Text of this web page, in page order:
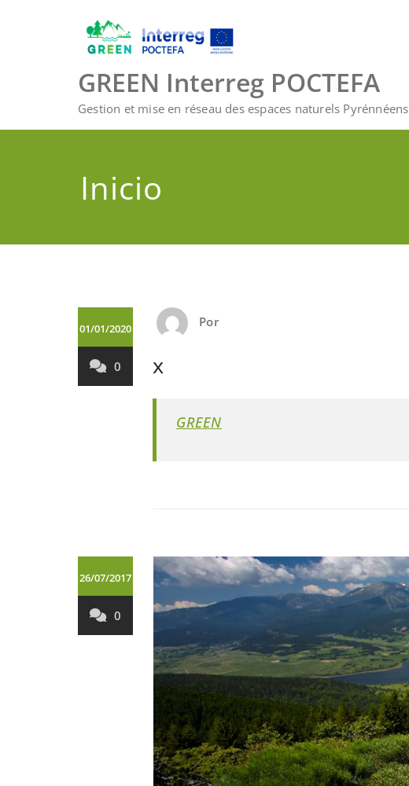
GREEN Interreg POCTEFA
Gestion et mise en réseau des espaces naturels Pyrénnéens
Inicio
01/01/2020
0
Por
x
GREEN
26/07/2017
0